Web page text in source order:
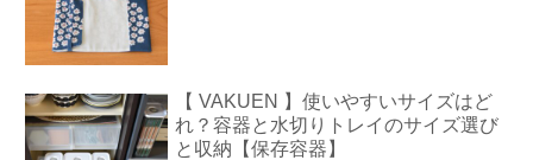
【 VAKUEN 】使いやすいサイズはど
れ？容器と水切りトレイのサイズ選び
と収納【保存容器】